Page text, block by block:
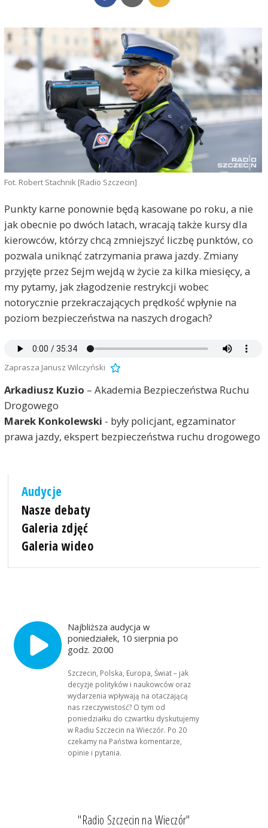
Fot. Robert Stachnik [Radio Szczecin]
Punkty karne ponownie będą kasowane po roku, a nie
jak obecnie po dwóch latach, wracają także kursy dla
kierowców, którzy chcą zmniejszyć liczbę punktów, co
pozwala uniknąć zatrzymania prawa jazdy. Zmiany
przyjęte przez Sejm wejdą w życie za kilka miesięcy, a
my pytamy, jak złagodzenie restrykcji wobec
notorycznie przekraczających prędkość wpłynie na
poziom bezpieczeństwa na naszych drogach?
Zaprasza Janusz Wilczyński
Arkadiusz Kuzio – Akademia Bezpieczeństwa Ruchu
Drogowego
Marek Konkolewski - były policjant, egzaminator
prawa jazdy, ekspert bezpieczeństwa ruchu drogowego
Audycje
Nasze debaty
Galeria zdjęć
Galeria wideo
Najbliższa audycja w
poniedziałek, 10 sierpnia po
godz. 20:00
Szczecin, Polska, Europa, Świat – jak
decyzje polityków i naukowców oraz
wydarzenia wpływają na otaczającą
nas rzeczywistość? O tym od
poniedziałku do czwartku dyskutujemy
w Radiu Szczecin na Wieczór. Po 20
czekamy na Państwa komentarze,
opinie i pytania.
"Radio Szczecin na Wieczór"